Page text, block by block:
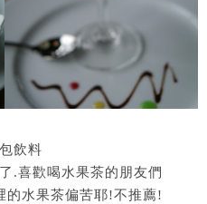
飲料
.喜歡喝水果茶的朋友們
的水果茶偏苦耶!不推薦!